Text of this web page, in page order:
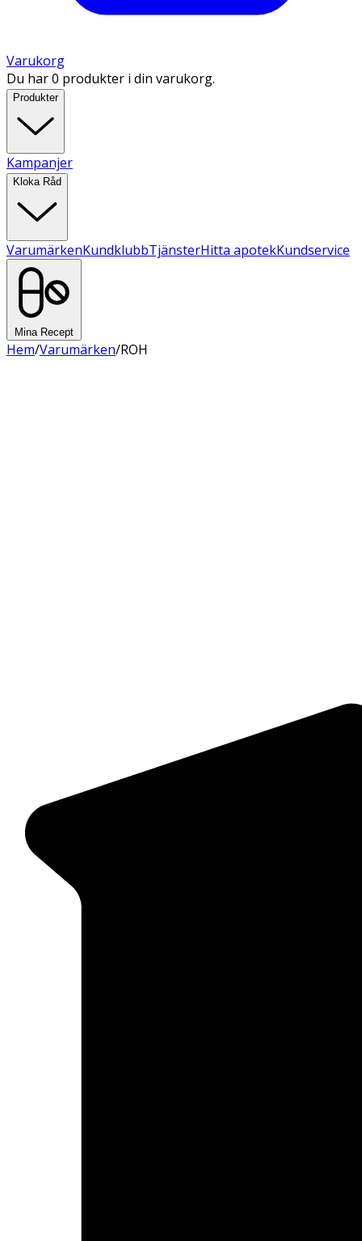
Varukorg
Du har 0 produkter i din varukorg.
Produkter
Kampanjer
Kloka Råd
VarumärkenKundklubbTjänsterHitta apotekKundservice
Mina Recept
Hem/Varumärken/ROH